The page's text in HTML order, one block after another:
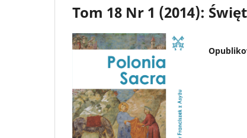
Tom 18 Nr 1 (2014):